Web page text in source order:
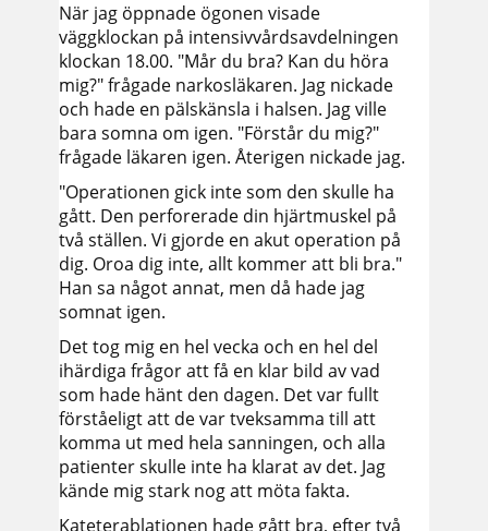
När jag öppnade ögonen visade
väggklockan på intensivvårdsavdelningen
klockan 18.00. "Mår du bra? Kan du höra
mig?" frågade narkosläkaren. Jag nickade
och hade en pälskänsla i halsen. Jag ville
bara somna om igen. "Förstår du mig?"
frågade läkaren igen. Återigen nickade jag.
"Operationen gick inte som den skulle ha
gått. Den perforerade din hjärtmuskel på
två ställen. Vi gjorde en akut operation på
dig. Oroa dig inte, allt kommer att bli bra."
Han sa något annat, men då hade jag
somnat igen.
Det tog mig en hel vecka och en hel del
ihärdiga frågor att få en klar bild av vad
som hade hänt den dagen. Det var fullt
förståeligt att de var tveksamma till att
komma ut med hela sanningen, och alla
patienter skulle inte ha klarat av det. Jag
kände mig stark nog att möta fakta.
Kateterablationen hade gått bra, efter två